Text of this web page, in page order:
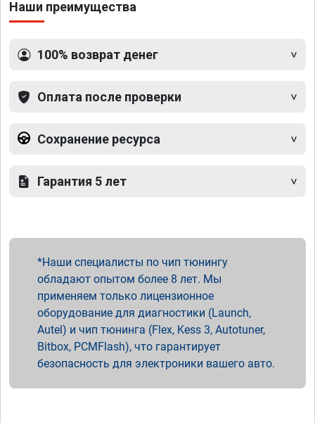
Наши преимущества
100% возврат денег
Оплата после проверки
Сохранение ресурса
Гарантия 5 лет
Наши специалисты по чип тюнингу
обладают опытом более 8 лет. Мы
применяем только лицензионное
оборудование для диагностики (Launch,
Autel) и чип тюнинга (Flex, Kess 3, Autotuner,
Bitbox, PCMFlash), что гарантирует
безопасность для электроники вашего авто.